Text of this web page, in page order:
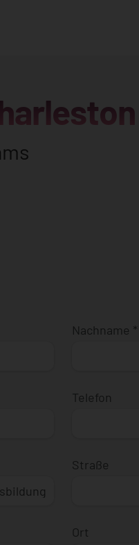
Nachname *
Telefon
Straße
Ort